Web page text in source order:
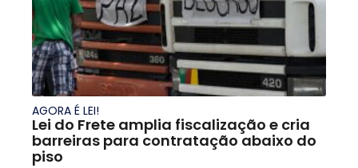
AGORA É LEI!
Lei do Frete amplia fiscalização e cria
barreiras para contratação abaixo do
piso